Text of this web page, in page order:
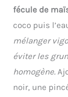
fécule de
coco puis
mélanger
éviter les
homogène.
noir, une